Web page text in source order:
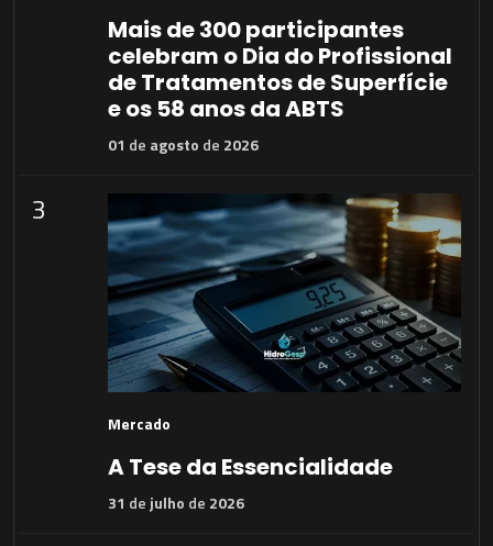
Mais de 300 participantes
celebram o Dia do Profissional
de Tratamentos de Superfície
e os 58 anos da ABTS
01 de agosto de 2026
3
Mercado
A Tese da Essencialidade
31 de julho de 2026